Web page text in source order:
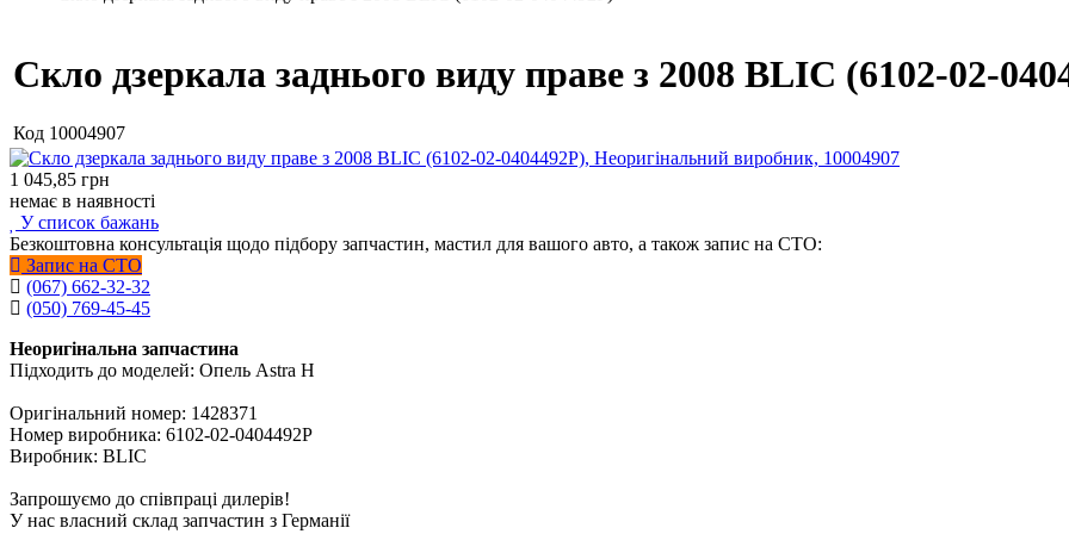
Скло дзеркала заднього виду праве з 2008 BLIC (6102-02-
Код 10004907
1 045,85 грн
немає в наявності
У список бажань
Безкоштовна консультація щодо підбору запчастин, мастил для вашого авто, а також запис на СТО:
Запис на СТО
(067) 662-32-32
(050) 769-45-45
Неоригінальна запчастина
Підходить до моделей: Опель Astra H
Оригінальний номер: 1428371
Номер виробника: 6102-02-0404492P
Виробник: BLIC
Запрошуємо до співпраці дилерів!
У нас власний склад запчастин з Германії